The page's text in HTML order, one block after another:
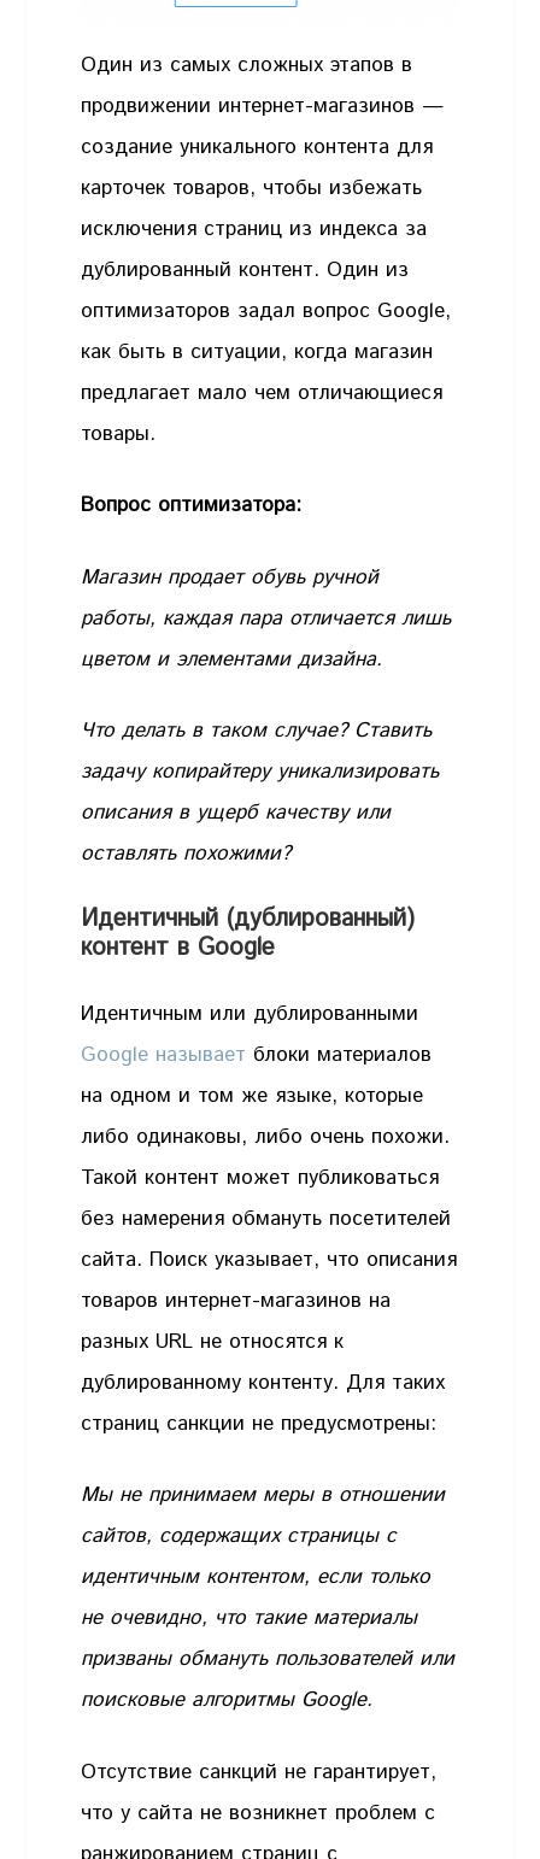
Один из самых сложных этапов в
продвижении интернет-магазинов —
создание уникального контента для
карточек товаров, чтобы избежать
исключения страниц из индекса за
дублированный контент. Один из
оптимизаторов задал вопрос Google,
как быть в ситуации, когда магазин
предлагает мало чем отличающиеся
товары.
Вопрос оптимизатора:
Магазин продает обувь ручной
работы, каждая пара отличается лишь
цветом и элементами дизайна.
Что делать в таком случае? Ставить
задачу копирайтеру уникализировать
описания в ущерб качеству или
оставлять похожими?
Идентичный (дублированный)
контент в Google
Идентичным или дублированными
Google называет блоки материалов
на одном и том же языке, которые
либо одинаковы, либо очень похожи.
Такой контент может публиковаться
без намерения обмануть посетителей
сайта. Поиск указывает, что описания
товаров интернет-магазинов на
разных URL не относятся к
дублированному контенту. Для таких
страниц санкции не предусмотрены:
Мы не принимаем меры в отношении
сайтов, содержащих страницы с
идентичным контентом, если только
не очевидно, что такие материалы
призваны обмануть пользователей или
поисковые алгоритмы Google.
Отсутствие санкций не гарантирует,
что у сайта не возникнет проблем с